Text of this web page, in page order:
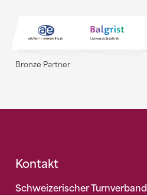
Bronze Partner
Fusszeile
Kontakt
Schweizerischer Turnverband